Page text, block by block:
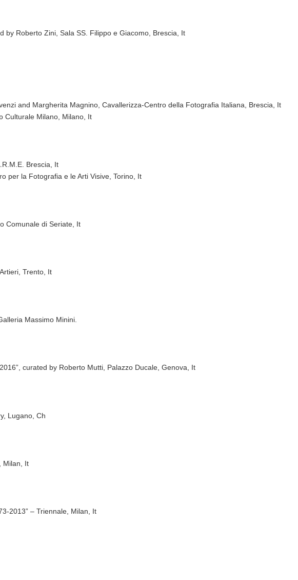
by Roberto Zini, Sala SS. Filippo e Giacomo, Brescia, It
and Margherita Magnino, Cavallerizza-Centro della Fotografia Italiana, Brescia, It
Culturale Milano, Milano, It
Brescia, It
per la Fotografia e le Arti Visive, Torino, It
Comunale di Seriate, It
Trento, It
Massimo Minini.
curated by Roberto Mutti, Palazzo Ducale, Genova, It
Lugano, Ch
Milan, It
2013” – Triennale, Milan, It